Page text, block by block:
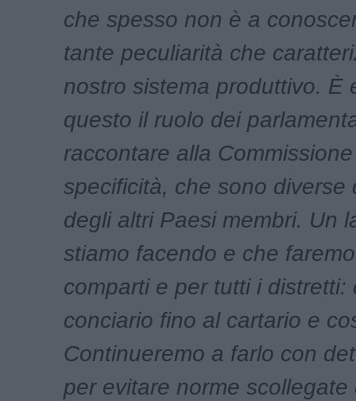
che spesso non è a
tante peculiarità che
nostro sistema produttivo. È
questo il ruolo dei
raccontare alla
specificità, che sono diverse
degli altri Paesi membri. Un
stiamo facendo e che
comparti e per tutti i distretti:
conciario fino al cartario e
Continueremo a farlo con
per evitare norme